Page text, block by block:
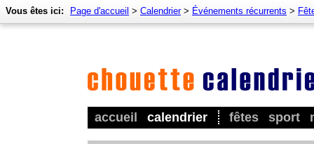
accueil calendrier fêtes sport
Vous êtes ici: Page d'accueil > Calendrier> Événements récurrents >